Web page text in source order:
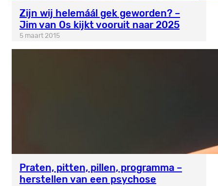
Zijn wij helemáál gek geworden? –
Jim van Os kijkt vooruit naar 2025
5 maart 2015
Praten, pitten, pillen, programma –
herstellen van een psychose